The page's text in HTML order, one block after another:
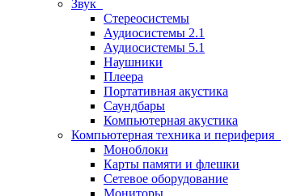
Звук
Стереосистемы
Аудиосистемы 2.1
Аудиосистемы 5.1
Наушники
Плеера
Портативная акустика
Саундбары
Компьютерная акустика
Компьютерная техника и периферия
Моноблоки
Карты памяти и флешки
Сетевое оборудование
Мониторы